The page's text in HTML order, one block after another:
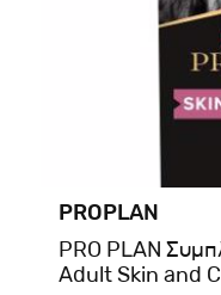
PROPLAN
PRO PLAN
Adult Skin and